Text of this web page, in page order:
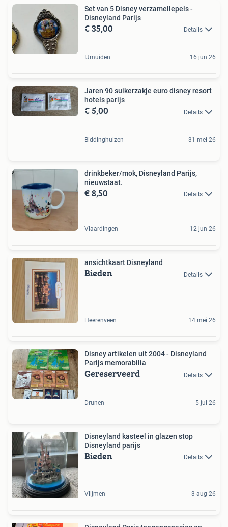
Set van 5 Disney verzamellepels -
Disneyland Parijs
€ 35,00 Details
IJmuiden 16 jun 26
Jaren 90 suikerzakje euro disney resort
hotels parijs
€ 5,00 Details
Biddinghuizen 31 mei 26
drinkbeker/mok, Disneyland Parijs,
nieuwstaat.
€ 8,50 Details
Vlaardingen 12 jun 26
ansichtkaart Disneyland
Bieden Details
Heerenveen 14 mei 26
Disney artikelen uit 2004 - Disneyland
Parijs memorabilia
Gereserveerd Details
Drunen 5 jul 26
Disneyland kasteel in glazen stop
Disneyland parijs
Bieden Details
Vlijmen 3 aug 26